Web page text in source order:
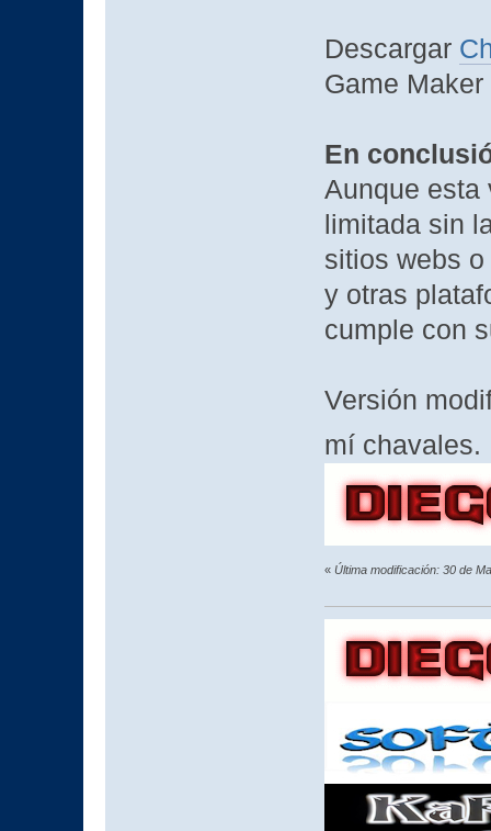
Descargar
Game
En
Aunque esta
limitada sin
sitios webs
y otras
cumple con
Versión
mí chavales.
« Última modificación: 30 de